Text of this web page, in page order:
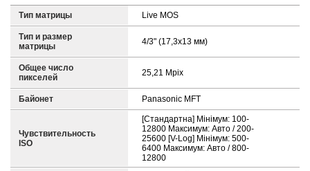
Тип матрицы Live MOS
Тип и размер
матрицы
4/3" (17,3х13 мм)
Общее число
пикселей
25,21 Mpix
Байонет Panasonic MFT
Чувствительность
ISO
[Стандартна] Мінімум: 100-
12800 Максимум: Авто / 200-
25600 [V-Log] Мінімум: 500-
6400 Максимум: Авто / 800-
12800